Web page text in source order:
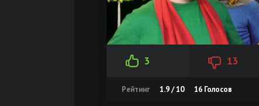
3 13
Рейтинг 1.9 / 10 16 Голосов